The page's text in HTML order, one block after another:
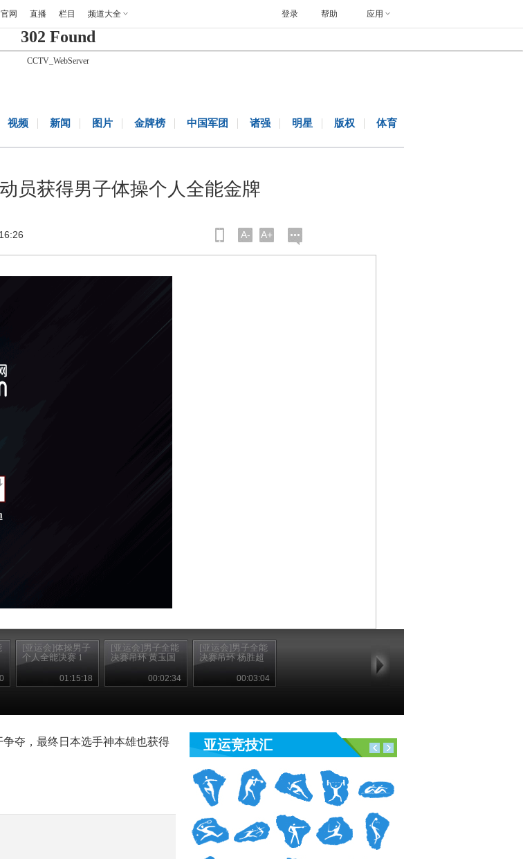
网 直播 栏目 频道大全 帮助 应用
登录
302 Found
CCTV_WebServer
视频 新闻 图片 金牌榜 中国军团 诸强 明星 版权 体育
员获得男子体操个人全能金牌
A- A+
[亚运会]体操男子
个人全能决赛 1
01:15:18
[亚运会]男子全能
决赛吊环 黄玉国
00:02:34
[亚运会]男子全能
决赛吊环 杨胜超
00:03:04
夺，最终日本选手神本雄也获得
亚运竞技汇